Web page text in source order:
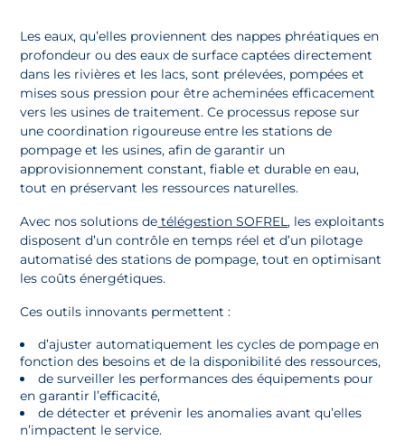
Les eaux, qu’elles proviennent des nappes phréatiques en
profondeur ou des eaux de surface captées directement
dans les rivières et les lacs, sont prélevées, pompées et
mises sous pression pour être acheminées efficacement
vers les usines de traitement. Ce processus repose sur
une coordination rigoureuse entre les stations de
pompage et les usines, afin de garantir un
approvisionnement constant, fiable et durable en eau,
tout en préservant les ressources naturelles.
Avec nos solutions de télégestion SOFREL, les exploitants
disposent d’un contrôle en temps réel et d’un pilotage
automatisé des stations de pompage, tout en optimisant
les coûts énergétiques.
Ces outils innovants permettent :
d’ajuster automatiquement les cycles de pompage en
fonction des besoins et de la disponibilité des ressources,
de surveiller les performances des équipements pour
en garantir l’efficacité,
de détecter et prévenir les anomalies avant qu’elles
n’impactent le service.